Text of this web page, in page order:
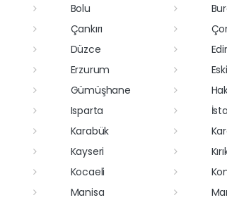
Bolu
Çankırı
Düzce
Erzurum
Gümüşhane
Isparta
Karabük
Kayseri
Kocaeli
Manisa